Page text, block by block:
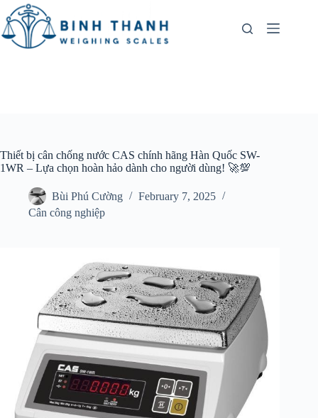
Skip
to
content
Thiết bị cân chống nước CAS chính hãng Hàn Quốc SW-
1WR – Lựa chọn hoàn hảo dành cho người dùng! 🚀💯
Bùi Phú Cường
February 7, 2025
Cân công nghiệp